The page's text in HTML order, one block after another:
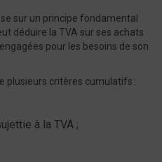
sur un principe fondamental
déduire la TVA sur ses achats
pour les besoins de son
plusieurs critères cumulatifs :
à la TVA ;